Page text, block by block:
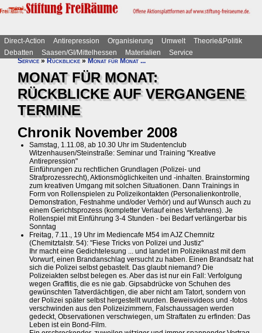
Direct-Action Antirepression Organisierung Umwelt
Theorie&Politik
Debatten
Saasen/GI/Mittelhessen Materialien
Service
Service»Rückblicke»Monat für Monat ...
MONAT FÜR MONAT:
RÜCKBLICKE AUF VERGANGENE
TERMINE
Chronik November 2008
Samstag, 1.11.08, ab 10.30 Uhr im Studentenclub
Witzenhausen/Steinstraße: Seminar und Training "Kreative
Antirepression"
Einführungen zu rechtlichen Grundlagen (Polizei- und
Strafprozessrecht), Aktionsmöglichkeiten und -inhalten. Brainstorming
zum kreativen Umgang mit solchen Situationen. Dann Trainings in
Form von Rollenspielen zu Polizeikontakten (Personalienkontrolle,
Demonstration, Festnahme und/oder Verhör) und auf Wunsch auch zu
einem Gerichtsprozess (kompletter Verlauf eines Verfahrens). Je
Rollenspiel mit Einführung 3-4 Stunden - bei Bedarf verlängerbar bis
Sonntag
Freitag, 7.11., 19 Uhr im Mediencafe M54 im AJZ Chemnitz
(Chemitztalstr. 54): "Fiese Tricks von Polizei und Justiz"
Ihr macht eine Gedichtelesung ... und landet im Polizeiknast mit dem
Vorwurf, einen Brandanschlag versucht zu haben. Einen Brandsatz hat
sich die Polizei selbst gebastelt. Das glaubt niemand? Die
Polizeiakten selbst belegen es. Aber das ist nur ein Fall: Verfolgung
wegen Graffitis, die es nie gab. Gipsabdrücke von Schuhen des
gewünschten Tatverdächtigen, die aber nicht am Tatort, sondern von
der Polizei später selbst hergestellt wurden. Beweisvideos und -fotos
verschwinden aus den Polizeizimmern, Falschaussagen werden
gedeckt, Observationen verschwiegen, um Straftaten zu erfinden: Das
Leben ist ein Bond-Film.